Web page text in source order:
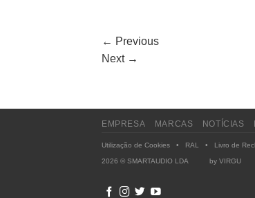
← Previous
Next →
EMPRESA MARCAS NOTÍCIAS
Utilização de Cookies • RAL • Livro de
2026 © SMARTAUDIO LDA by VIRGU